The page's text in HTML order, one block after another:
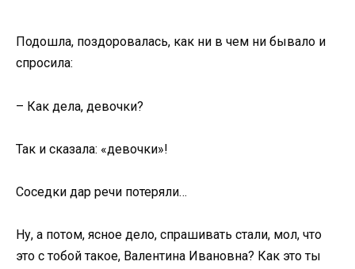
Подошла, поздоровалась, как ни в чем ни бывало и
спросила:
– Как дела, девочки?
Так и сказала: «девочки»!
Соседки дар речи потеряли…
Ну, а потом, ясное дело, спрашивать стали, мол, что
это с тобой такое, Валентина Ивановна? Как это ты